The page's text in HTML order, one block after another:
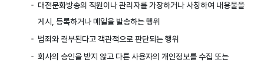
대전문화방송의 직원이나 관리자를 가장하거나 사칭하여 내용물을
게시, 등록하거나 메일을 발송하는 행위
범죄와 결부된다고 객관적으로 판단되는 행위
회사의 승인을 받지 않고 다른 사용자의 개인정보를 수집 또는